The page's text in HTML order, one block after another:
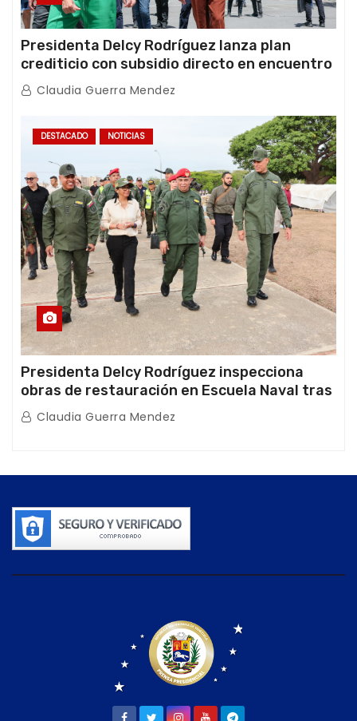
Presidenta Delcy Rodríguez lanza plan
crediticio con subsidio directo en encuentro
con Juntas de Condominio
Claudia Guerra Mendez
DESTACADO NOTICIAS
Presidenta Delcy Rodríguez inspecciona
obras de restauración en Escuela Naval tras
afectaciones sísmicas en La Guaira
Claudia Guerra Mendez